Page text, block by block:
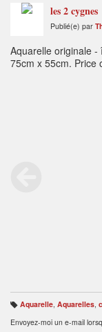
les 2 cygnes
Publié(e) par
Aquarelle originale
75cm x 55cm. Price
B
ali
s
Aquarelle, Aquarelles,
Envoyez-moi un e-mail